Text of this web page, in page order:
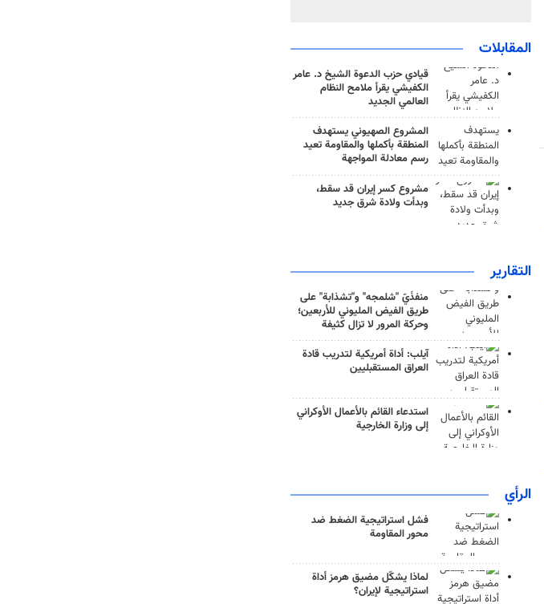
المقابلات
قيادي حزب الدعوة الشيخ د. عامر
الكفيشي يقرأ ملامح النظام
العالمي الجديد
المشروع الصهيوني يستهدف
المنطقة بأكملها والمقاومة تعيد
رسم معادلة المواجهة
مشروع كسر إيران قد سقط،
وبدأت ولادة شرق جديد
التقارير
منفذَيّ "شلمجه" و"تشذابة" على
طريق الفيض المليوني للأربعين؛
وحركة المرور لا تزال كثيفة
آيلب: أداة أمريكية لتدريب قادة
العراق المستقبليين
استدعاء القائم بالأعمال الأوكراني
إلى وزارة الخارجية
الرأي
فشل استراتيجية الضغط ضد
محور المقاومة
لماذا يشكّل مضيق هرمز أداة
استراتيجية لإيران؟